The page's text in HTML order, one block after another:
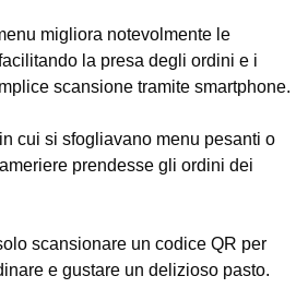
migliora notevolmente le
la presa degli ordini e i
scansione tramite smartphone.
cui si sfogliavano menu pesanti o
prendesse gli ordini dei
scansionare un codice QR per
e gustare un delizioso pasto.